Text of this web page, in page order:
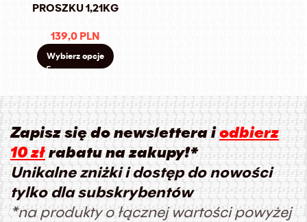
PROSZKU 1,21KG
139,0 PLN
Wybierz opcje
Zapisz się do newslettera iodbierz
10 zł rabatu na zakupy!*
Unikalne zniżki i dostęp do nowości
tylko dla subskrybentów
*na produkty o łącznej wartości powyżej